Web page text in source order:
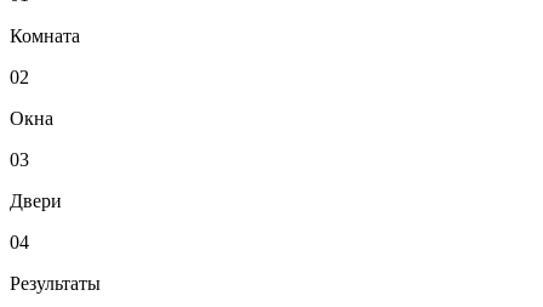
Комната
02
Окна
03
Двери
04
Результаты